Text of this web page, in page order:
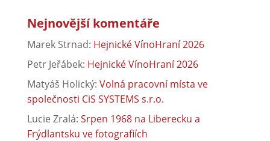
Nejnovější komentáře
Marek Strnad: Hejnické VínoHraní 2026
Petr Jeřábek: Hejnické VínoHraní 2026
Matyáš Holický: Volná pracovní místa ve
společnosti CiS SYSTEMS s.r.o.
Lucie Zralá: Srpen 1968 na Liberecku a
Frýdlantsku ve fotografiích